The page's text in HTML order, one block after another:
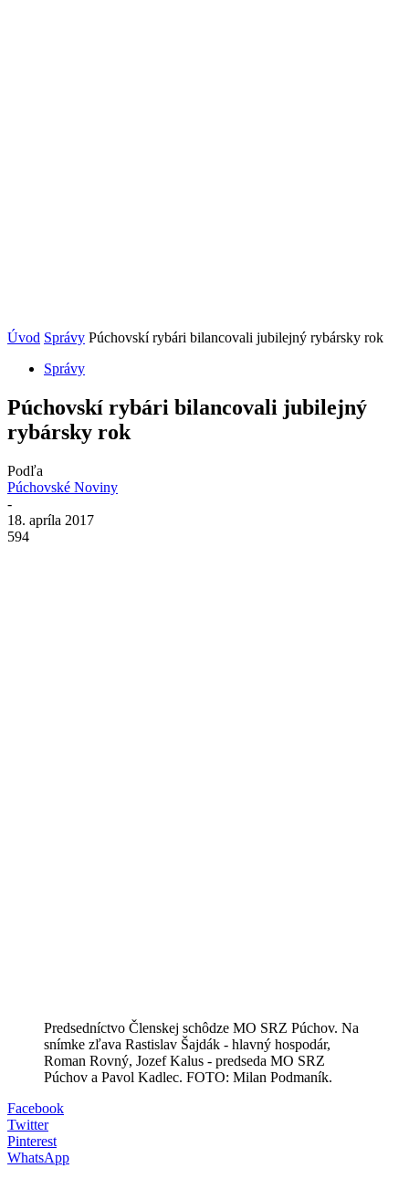
Úvod Správy Púchovskí rybári bilancovali jubilejný rybársky rok
Správy
Púchovskí rybári bilancovali jubilejný
rybársky rok
Podľa
Púchovské Noviny
-
18. apríla 2017
594
Predsedníctvo Členskej schôdze MO SRZ Púchov. Na
snímke zľava Rastislav Šajdák - hlavný hospodár,
Roman Rovný, Jozef Kalus - predseda MO SRZ
Púchov a Pavol Kadlec. FOTO: Milan Podmaník.
Facebook
Twitter
Pinterest
WhatsApp